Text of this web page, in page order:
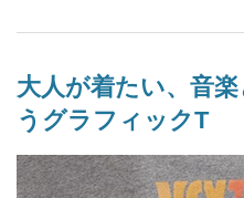
大人が着たい、音
うグラフィックT